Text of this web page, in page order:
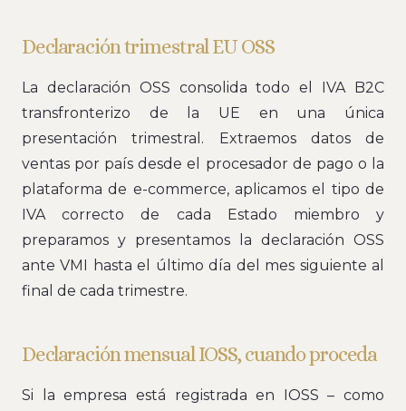
Declaración trimestral EU OSS
La declaración OSS consolida todo el IVA B2C
transfronterizo de la UE en una única
presentación trimestral. Extraemos datos de
ventas por país desde el procesador de pago o la
plataforma de e-commerce, aplicamos el tipo de
IVA correcto de cada Estado miembro y
preparamos y presentamos la declaración OSS
ante VMI hasta el último día del mes siguiente al
final de cada trimestre.
Declaración mensual IOSS, cuando proceda
Si la empresa está registrada en IOSS – como